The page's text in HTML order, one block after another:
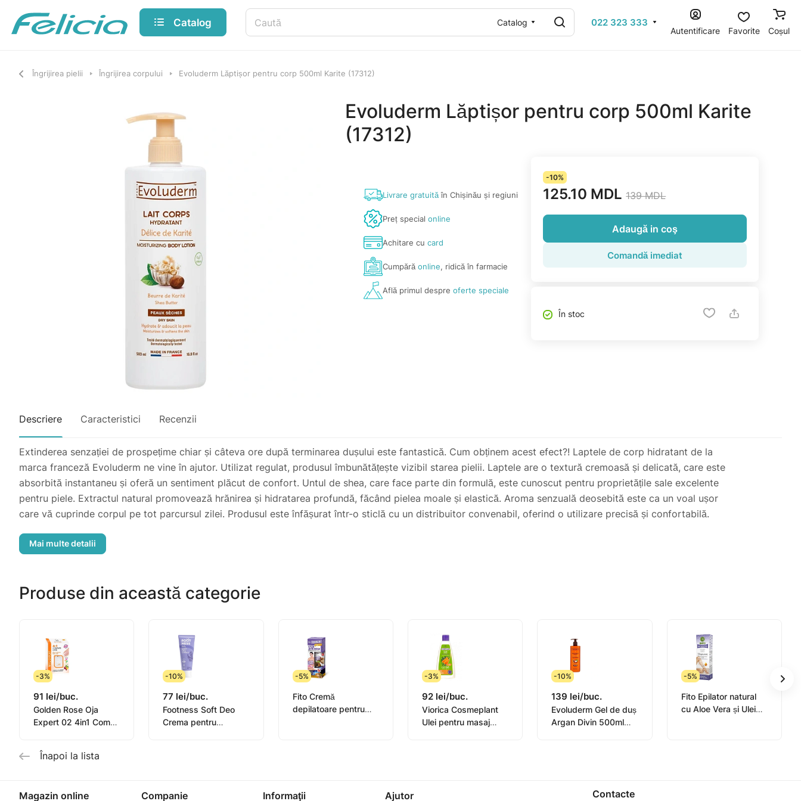
Catalog Catalog 022 323 333
Autentificare Favorite Coșul
Îngrijirea pielii Îngrijirea corpului Evoluderm Lăptișor pentru corp 500ml Karite (17312)
Evoluderm Lăptișor pentru corp 500ml Karite
(17312)
Livrare gratuităîn Chișinău și regiuni
Preț specialonline
Achitare cucard
Cumpărăonline, ridică în farmacie
Află primul despreoferte speciale
-10%
125.10 MDL 139 MDL
Adaugă in coş
Comandă imediat
În stoc
Descriere Caracteristici Recenzii
Extinderea senzației de prospețime chiar și câteva ore după terminarea dușului este fantastică. Cum obținem acest efect?! Laptele de corp hidratant de la
marca franceză Evoluderm ne vine în ajutor. Utilizat regulat, produsul îmbunătățește vizibil starea pielii. Laptele are o textură cremoasă și delicată, care este
absorbită instantaneu și oferă un sentiment plăcut de confort. Untul de shea, care face parte din formulă, este cunoscut pentru proprietățile sale excelente
pentru piele. Extractul natural promovează hrănirea și hidratarea profundă, făcând pielea moale și elastică. Aroma senzuală deosebită este ca un voal ușor
care vă cuprinde corpul pe tot parcursul zilei. Produsul este înfășurat într-o sticlă cu un distribuitor convenabil, oferind o utilizare precisă și confortabilă.
pe tot parcursul zilei.
Ingrediente: Aqua, Paraffinum Liquidum, Glycerin, Butyrospermum Parkii Butter, Phenoxyethanol, Oleth-10, Xanthan Gum, Oleth-5, Carbomer, Chlorphenesin,
Produse din această categorie
-3%
91 lei/buc.
Golden Rose Oja
Expert 02 4in1 Compl.
-10%
77 lei/buc.
Footness Soft Deo
Crema pentru
-5%
Fito Cremă
depilatoare pentru
-3%
92 lei/buc.
Viorica Cosmeplant
Ulei pentru masaj
-10%
139 lei/buc.
Evoluderm Gel de duș
Argan Divin 500ml
-5%
Fito Epilator natural
cu Aloe Vera și Ulei
Înapoi la lista
Magazin online Companie Informaţii Ajutor Contacte